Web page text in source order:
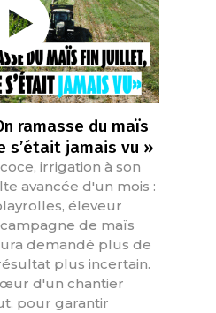
ramasse du maïs
s’était jamais vu »
irrigation à son
avancée d'un mois :
éleveur
de maïs
demandé plus de
plus incertain.
d'un chantier
pour garantir